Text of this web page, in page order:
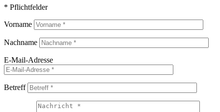
* Pflichtfelder
Vorname
Nachname
E-Mail-Adresse
Betreff